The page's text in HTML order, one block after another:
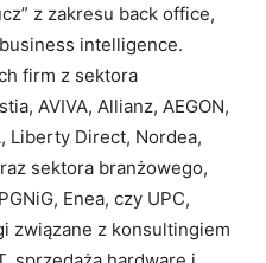
z zakresu back office,
intelligence.
firm z sektora
AVIVA, Allianz, AEGON,
Liberty Direct, Nordea,
sektora branżowego,
Enea, czy UPC,
związane z konsultingiem